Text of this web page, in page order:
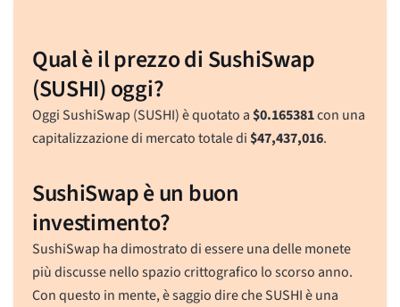
Qual è il prezzo di SushiSwap
(SUSHI) oggi?
Oggi SushiSwap (SUSHI) è quotato a$0.165381con una
capitalizzazione di mercato totale di$47,437,016.
SushiSwap è un buon
investimento?
SushiSwap ha dimostrato di essere una delle monete
più discusse nello spazio crittografico lo scorso anno.
Con questo in mente, è saggio dire che SUSHI è una